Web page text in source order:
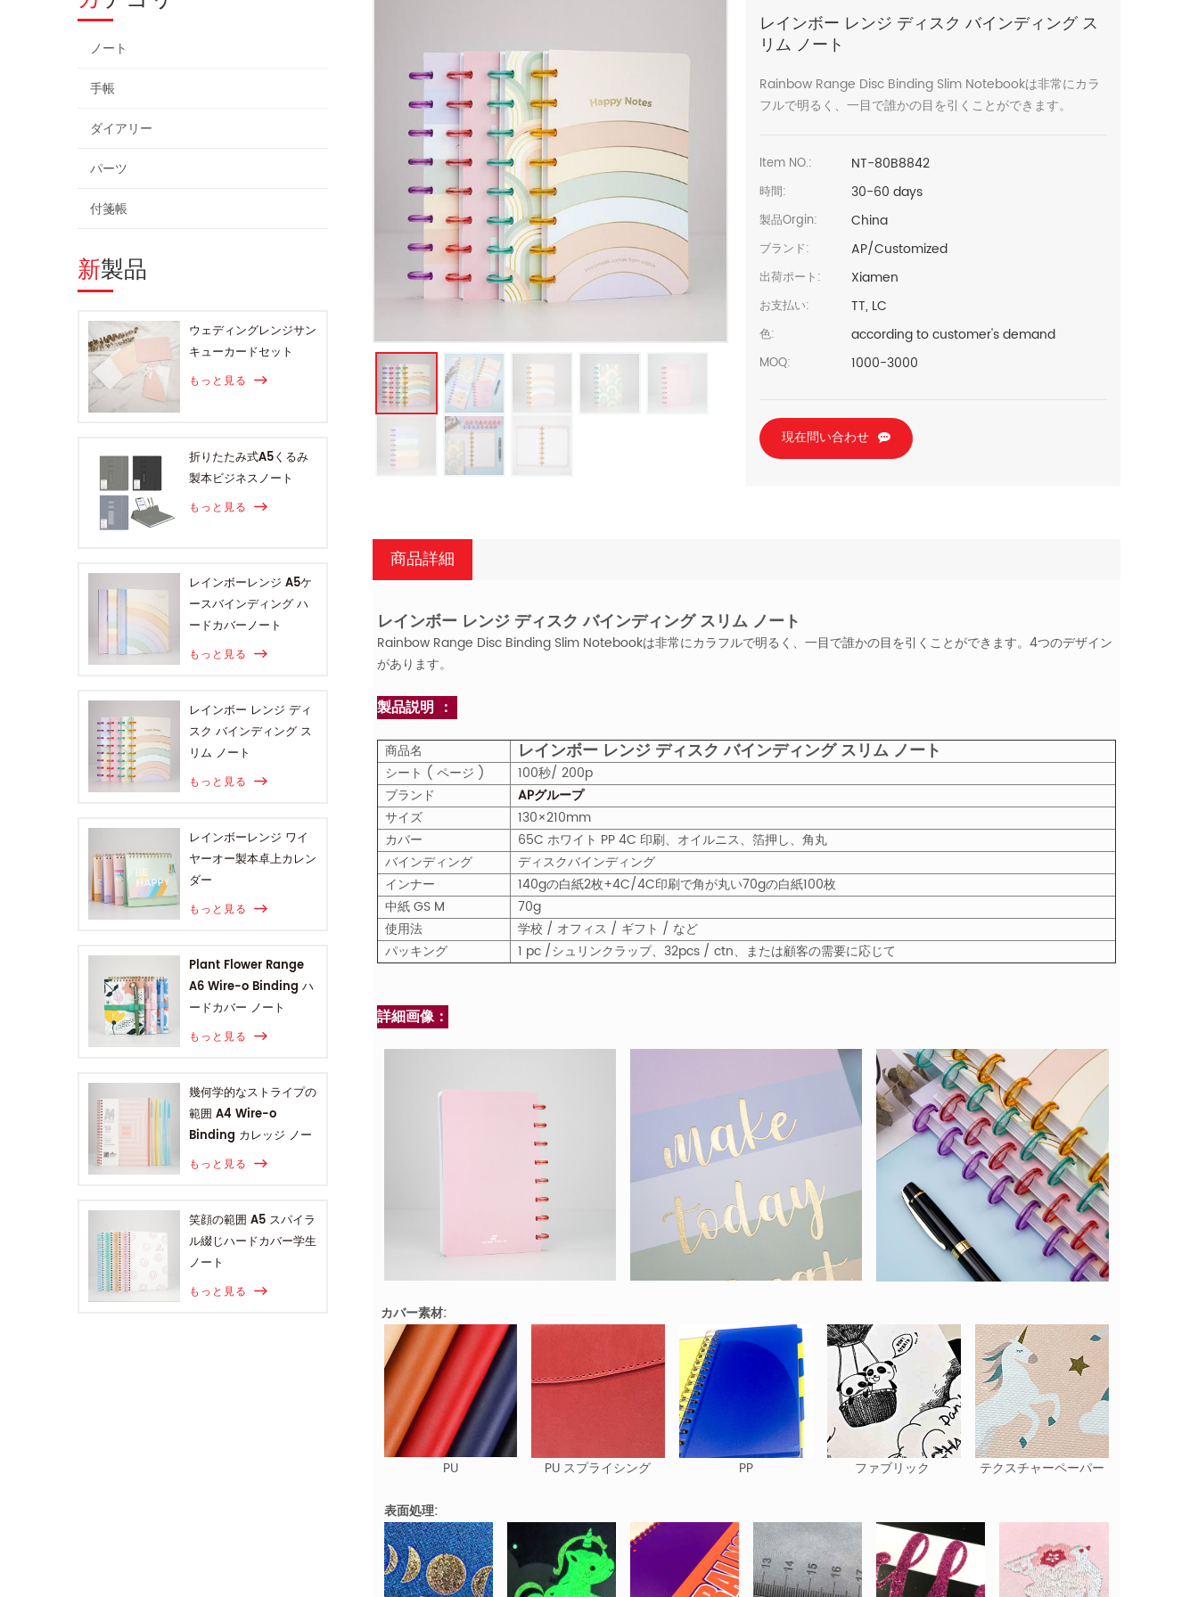
ノート
手帳
ダイアリー
パーツ
付箋帳
新製品
ウェディングレンジサン
キューカードセット
もっと見る
折りたたみ式A5くるみ
製本ビジネスノート
もっと見る
レインボーレンジ A5ケ
ースバインディング ハ
ードカバーノート
もっと見る
レインボー レンジ ディ
スク バインディング ス
リム ノート
もっと見る
レインボーレンジ ワイ
ヤーオー製本卓上カレン
ダー
もっと見る
Plant Flower Range
A6 Wire-o Binding ハ
ードカバー ノート
もっと見る
幾何学的なストライプの
範囲 A4 Wire-o
Binding カレッジ ノー
ト
もっと見る
笑顔の範囲 A5 スパイラ
ル綴じハードカバー学生
ノート
もっと見る
レインボー レンジ ディスク バインディング ス
リム ノート
Rainbow Range Disc Binding Slim Notebookは非常にカラ
フルで明るく、一目で誰かの目を引くことができます。
Item NO.: NT-80B8842
時間: 30-60 days
製品Orgin: China
ブランド: AP/Customized
出荷ポート: Xiamen
お支払い: TT, LC
色: according to customer's demand
MOQ: 1000-3000
現在問い合わせ
商品詳細
レインボー レンジ ディスク バインディング スリム ノート
Rainbow Range Disc Binding Slim Notebookは非常にカラフルで明るく、一目で誰かの目を引くことができます。4つのデザイン
があります。
製品説明 ：
商品名 レインボー レンジ ディスク バインディング スリム ノート
シート ( ページ ) 100秒/ 200p
ブランド
APグループ
サイズ
130×210mm
カバー
65C ホワイト PP 4C 印刷、オイルニス、箔押し、角丸
バインディング
ディスクバインディング
インナー
140gの白紙2枚+4C/4C印刷で角が丸い70gの白紙100枚
中紙GS M
70g
使用法
学校 / オフィス / ギフト / など
パッキング
1 pc /シュリンクラップ、32pcs / ctn、または顧客の需要に応じて
詳細画像：
カバー素材:
PU PU スプライシング PP ファブリック テクスチャーペーパー
表面処理: